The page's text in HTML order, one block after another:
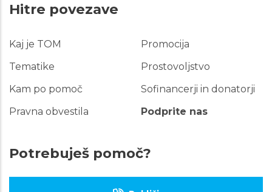
Hitre povezave
Hitre
povezave
Kaj je TOM
Tematike
Kam po pomoč
Pravna obvestila
Promocija
Prostovoljstvo
Sofinancerji in donatorji
Podprite nas
Potrebuješ pomoč?